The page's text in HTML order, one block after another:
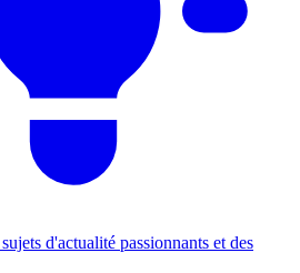
d'actualité passionnants et des